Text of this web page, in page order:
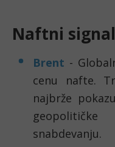
Naftni
Brent -
cenu nafte.
najbrže
snabdevanju.